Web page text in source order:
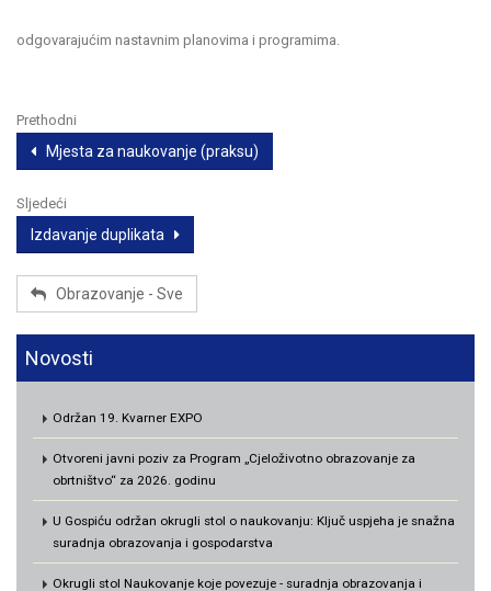
odgovarajućim nastavnim planovima i programima.
Prethodni
Mjesta za naukovanje (praksu)
Sljedeći
Izdavanje duplikata
Obrazovanje - Sve
Novosti
Održan 19. Kvarner EXPO
Otvoreni javni poziv za Program „Cjeloživotno obrazovanje za
obrtništvo“ za 2026. godinu
U Gospiću održan okrugli stol o naukovanju: Ključ uspjeha je snažna
suradnja obrazovanja i gospodarstva
Okrugli stol Naukovanje koje povezuje - suradnja obrazovanja i